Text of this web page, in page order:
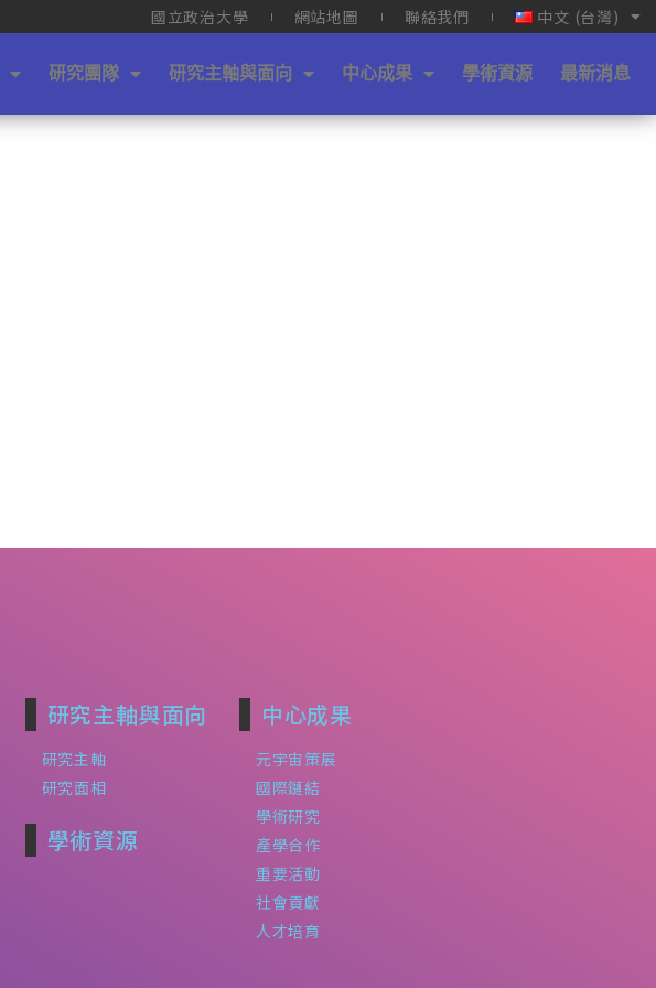
國立政治大學 網站地圖 聯絡我們 中文 (台灣)
研究團隊 研究主軸與面向 中心成果 學術資源 最新消息
研究主軸與面向
研究主軸
研究面相
學術資源
中心成果
元宇宙策展
國際鏈結
學術研究
產學合作
重要活動
社會貢獻
人才培育